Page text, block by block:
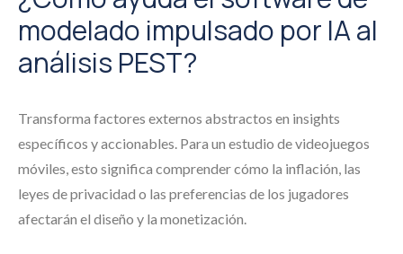
modelado impulsado por IA al
análisis PEST?
Transforma factores externos abstractos en insights
específicos y accionables. Para un estudio de videojuegos
móviles, esto significa comprender cómo la inflación, las
leyes de privacidad o las preferencias de los jugadores
afectarán el diseño y la monetización.